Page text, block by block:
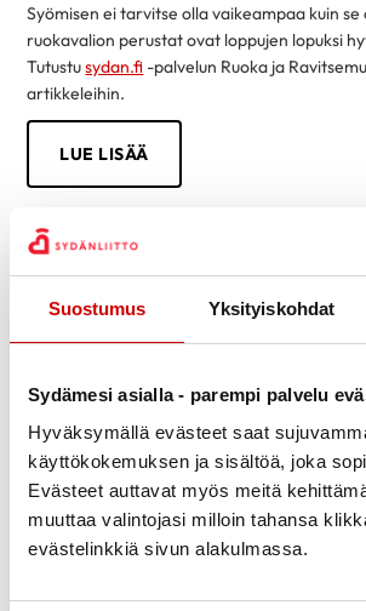
Suostumus Yksityiskohdat
Sydämesi asialla - parempi palvelu
Hyväksymällä evästeet saat
käyttökokemuksen ja sisältöä, joka
Evästeet auttavat myös meitä
muuttaa valintojasi milloin tahansa
evästelinkkiä sivun alakulmassa.
Syömisen ei tarvitse olla vaikeampaa kuin se
ruokavalion perustat ovat loppujen lopuksi
Tutustusydan.fi -palvelun Ruoka ja
artikkeleihin.
LUE LISÄÄ
Tietoa